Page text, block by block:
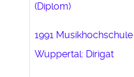
(Diplom)
1991
Wuppertal: Dirigat